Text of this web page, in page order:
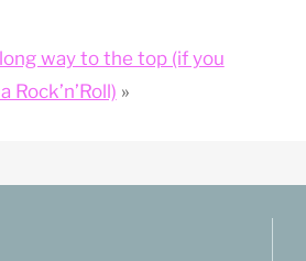
long way to the top (if you
Rock’n’Roll)